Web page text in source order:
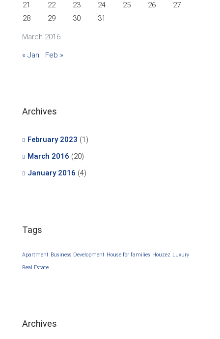
March 2016
21
22 23 24 25 26
27
28
29 30 31
« Jan Feb »
Archives
February 2023 (1)
March 2016 (20)
January 2016 (4)
Tags
Apartment Business Development House for families Houzez Luxury
Real Estate
Archives